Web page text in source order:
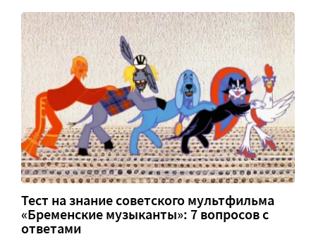
Тест на знание советского мультфильма
«Бременские музыканты»: 7 вопросов с
ответами